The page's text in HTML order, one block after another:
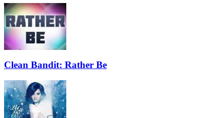
Clean Bandit: Rather Be